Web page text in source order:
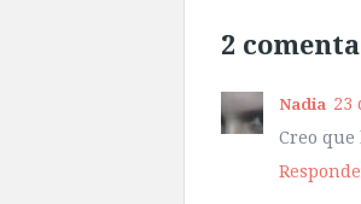
2
Nadia 23
Creo que